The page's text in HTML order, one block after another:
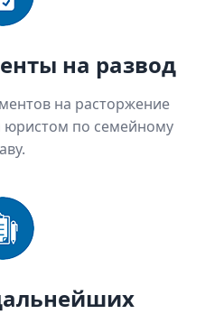
на развод
на расторжение
юристом по семейному